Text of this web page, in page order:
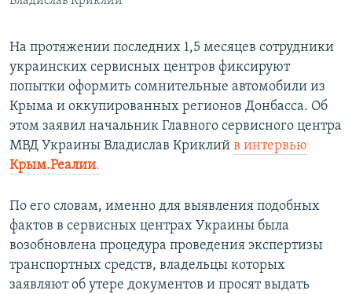
На протяжении последних 1,5 месяцев сотрудники
украинских сервисных центров фиксируют
попытки оформить сомнительные автомобили из
Крыма и оккупированных регионов Донбасса. Об
этом заявил начальник Главного сервисного центра
МВД Украины Владислав Криклий в интервью
Крым.Реалии.
По его словам, именно для выявления подобных
фактов в сервисных центрах Украины была
возобновлена процедура проведения экспертизы
транспортных средств, владельцы которых
заявляют об утере документов и просят выдать